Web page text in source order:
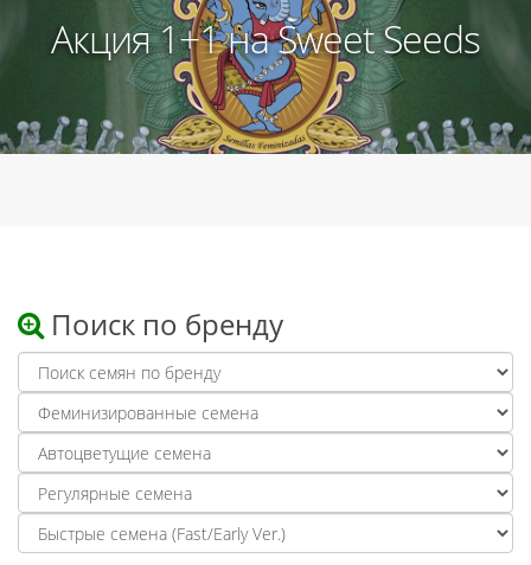
Акция 1+1 на Sweet Seeds
Поиск по бренду